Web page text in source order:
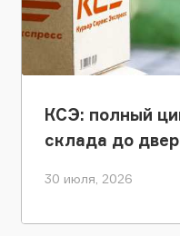
КСЭ: полный
склада до
30 июля, 2026